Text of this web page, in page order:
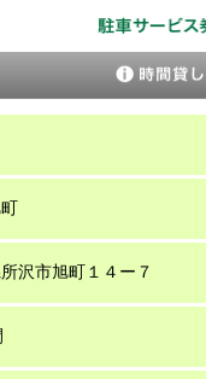
沢市旭町１４ー７